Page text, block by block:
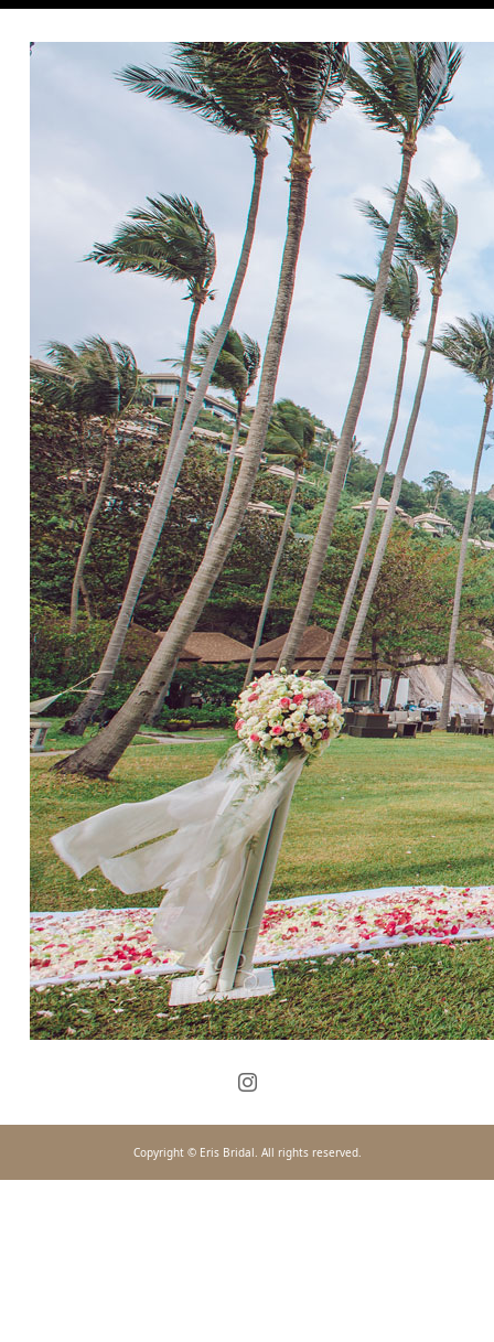
Copyright © Eris Bridal. All rights reserved.